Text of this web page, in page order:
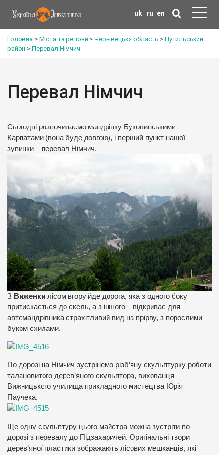
uk ru en
Головна > Міста та регіони > Чернівецька область > Путильський
район > Перевал Німчич
Перевал Німчич
Сьогодні розпочинаємо мандрівку Буковинськими
Карпатами (вона буде довгою), і перший пункт нашої
зупинки – перевал Німчич.
З Виженки лісом вгору йде дорога, яка з одного боку
притискається до скель, а з іншого – відкриває для
автомандрівника страхітливий вид на прірву, з порослими
буком схилами.
По дорозі на Німчич зустрінемо різб’яну скульптурку роботи
талановитого дерев’яного скульптора, вихованця
Вижницького училища прикладного мистецтва Юрія
Паучека.
Ще одну скульптуру цього майстра можна зустріти по
дорозі з перевалу до Підзахаричей. Оригінальні твори
дерев’яної пластики зображають лісових мешканців, які